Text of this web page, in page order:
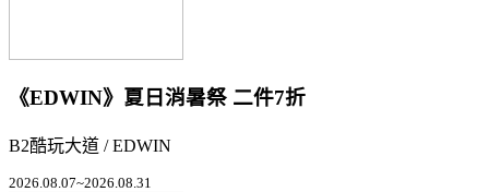
《EDWIN》夏日消暑祭 二件7折
B2酷玩大道 / EDWIN
2026.08.07~2026.08.31